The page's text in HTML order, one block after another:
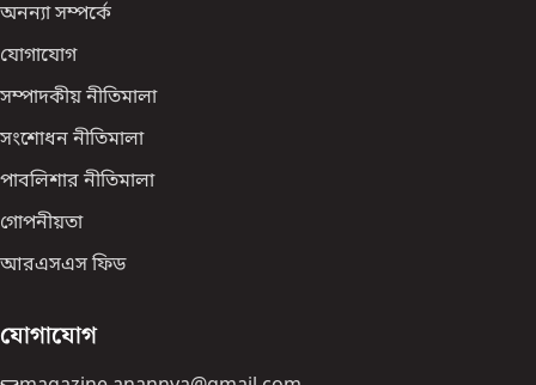
অনন্যা সম্পর্কে
যোগাযোগ
সম্পাদকীয় নীতিমালা
সংশোধন নীতিমালা
পাবলিশার নীতিমালা
গোপনীয়তা
আরএসএস ফিড
যোগাযোগ